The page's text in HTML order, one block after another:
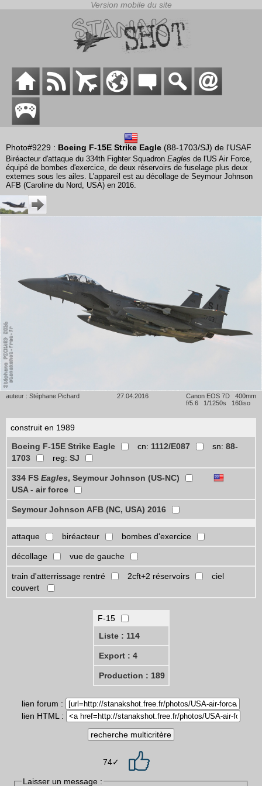
Photo#9229 : Boeing F-15E Strike Eagle (88-1703/SJ) de l'USAF
Biréacteur d'attaque du 334th Fighter Squadron Eagles de l'US Air Force,
équipé de bombes d'exercice, de deux réservoirs de fuselage plus deux
externes sous les ailes. L'appareil est au décollage de Seymour Johnson
AFB (Caroline du Nord, USA) en 2016.
auteur : Stéphane Pichard 27.04.2016
Canon EOS 7D 400mm
f/5.6 1/1250s 160iso
construit en 1989
Boeing F-15E Strike Eagle
cn: 1112/E087 sn: 88-
1703
reg: SJ
334 FS Eagles, Seymour Johnson (US-NC)
USA - air force
Seymour Johnson AFB (NC, USA) 2016
attaque biréacteur bombes d'exercice
décollage vue de gauche
train d'atterrissage rentré 2cft+2 réservoirs
ciel
couvert
F-15
Liste : 114
Export : 4
Production : 189
lien forum :
lien HTML :
74✓
Laisser un message :